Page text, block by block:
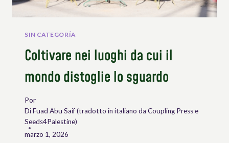
SIN CATEGORÍA
Coltivare nei luoghi da cui il
mondo distoglie lo sguardo
Por
Di Fuad Abu Saif (tradotto in italiano da Coupling Press e
Seeds4Palestine)
marzo 1, 2026